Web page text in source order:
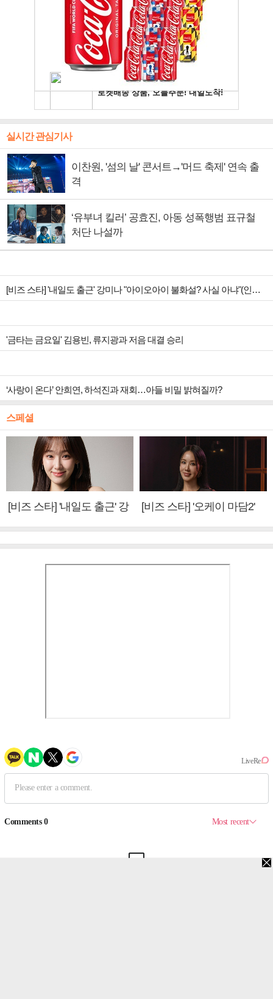
실시간 관심기사
이찬원, '섬의 날' 콘서트→'머드 축제' 연속 출
격
‘유부녀 킬러’ 공효진, 아동 성폭행범 표규철
처단 나설까
[비즈 스타] '내일도 출근' 강미나 "아이오아이 불화설? 사실 아냐"(인터뷰)
'금타는 금요일' 김용빈, 류지광과 저음 대결 승리
‘사랑이 온다’ 안희연, 하석진과 재회…아들 비밀 밝혀질까?
스페셜
[비즈 스타] '내일도 출근' 강
[비즈 스타] '오케이 마담2'